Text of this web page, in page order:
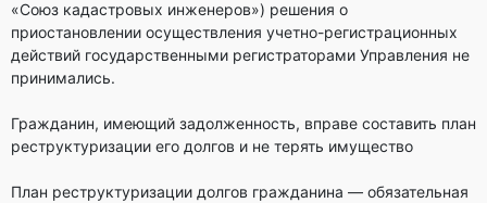
«Союз кадастровых инженеров») решения о
приостановлении осуществления учетно-регистрационных
действий государственными регистраторами Управления не
принимались.
Гражданин, имеющий задолженность, вправе составить план
реструктуризации его долгов и не терять имущество
План реструктуризации долгов гражданина — обязательная